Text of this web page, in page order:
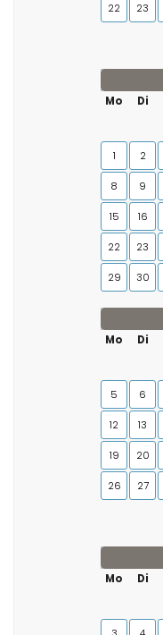
22 23
Mo
Di
1 2
8 9
15 16
22 23
29 30
Mo
Di
5 6
12 13
19 20
26 27
Mo
Di